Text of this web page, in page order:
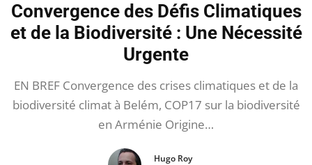
Convergence des Défis Climatiques
et de la Biodiversité : Une Nécessité
Urgente
EN BREF Convergence des crises climatiques et de la
biodiversité climat à Belém, COP17 sur la biodiversité
en Arménie Origine…
Hugo Roy